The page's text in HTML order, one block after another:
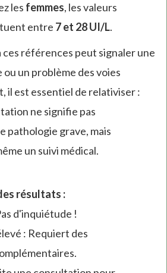
les femmes, les valeurs
entre 7 et 28 UI/L.
ces références peut signaler une
un problème des voies
il est essentiel de relativiser :
ne signifie pas
pathologie grave, mais
un suivi médical.
résultats :
d'inquiétude !
: Requiert des